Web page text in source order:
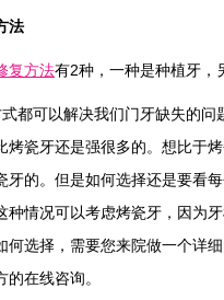
法
复方法有2种，一种是种植牙，
都可以解决我们门牙缺失的
烤瓷牙还是强很多的。想比于
牙的。但是如何选择还是要看
种情况可以考虑烤瓷牙，因为
何选择，需要您来院做一个详
在线咨询。